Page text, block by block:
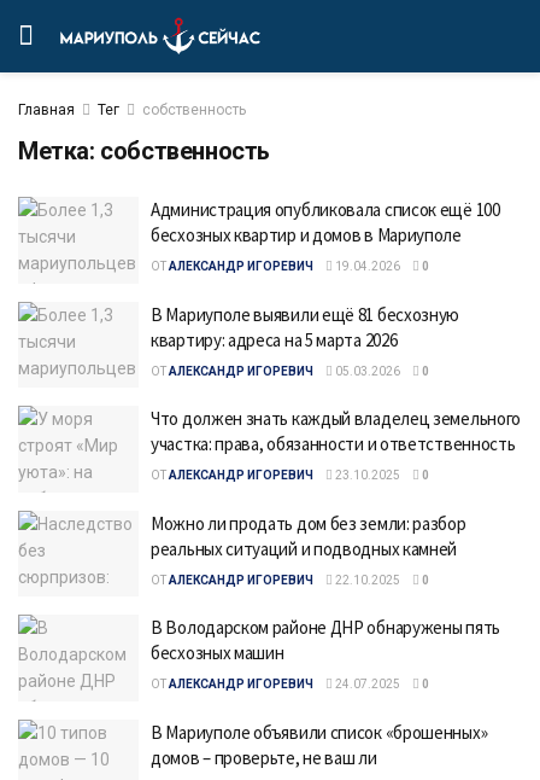
Главная Тег собственность
Метка: собственность
Администрация опубликовала список ещё 100
бесхозных квартир и домов в Мариуполе
ОТАЛЕКСАНДР ИГОРЕВИЧ 19.04.2026 0
В Мариуполе выявили ещё 81 бесхозную
квартиру: адреса на 5 марта 2026
ОТАЛЕКСАНДР ИГОРЕВИЧ 05.03.2026 0
Что должен знать каждый владелец земельного
участка: права, обязанности и ответственность
ОТАЛЕКСАНДР ИГОРЕВИЧ 23.10.2025 0
Можно ли продать дом без земли: разбор
реальных ситуаций и подводных камней
ОТАЛЕКСАНДР ИГОРЕВИЧ 22.10.2025 0
В Володарском районе ДНР обнаружены пять
бесхозных машин
ОТАЛЕКСАНДР ИГОРЕВИЧ 24.07.2025 0
В Мариуполе объявили список «брошенных»
домов – проверьте, не ваш ли